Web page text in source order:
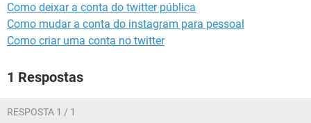
Como deixar a conta do twitter pública
Como mudar a conta do instagram para pessoal
Como criar uma conta no twitter
1 Respostas
RESPOSTA 1 / 1